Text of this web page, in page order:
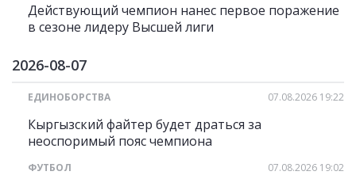
Действующий чемпион нанес первое поражение
в сезоне лидеру Высшей лиги
2026-08-07
ЕДИНОБОРСТВА 07.08.2026 19:22
Кыргызский файтер будет драться за
неоспоримый пояс чемпиона
ФУТБОЛ 07.08.2026 19:02